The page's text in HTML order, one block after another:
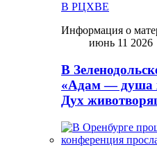
В РЦХВЕ
Информация о
июнь 11 2026
В
«Адам — душа
Дух